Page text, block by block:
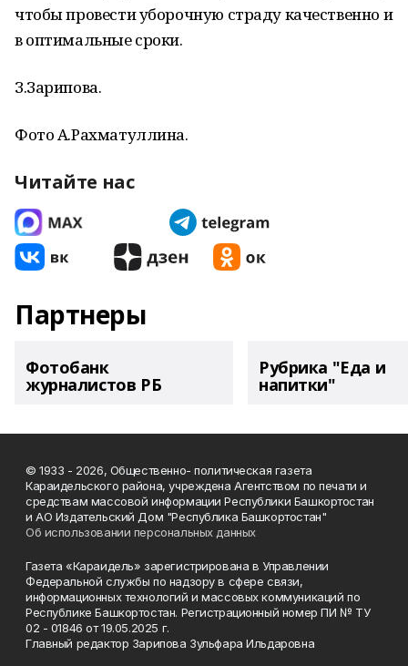
чтобы провести уборочную страду качественно и
в оптимальные сроки.
З.Зарипова.
Фото А.Рахматуллина.
Читайте нас
Партнеры
Фотобанк
журналистов РБ
Рубрика "Еда и
напитки"
© 1933 - 2026, Общественно- политическая газета
Караидельского района, учреждена Агентством по печати и
средствам массовой информации Республики Башкортостан
и АО Издательский Дом "Республика Башкортостан"
Об использовании персональных данных
Газета «Караидель» зарегистрирована в Управлении
Федеральной службы по надзору в сфере связи,
информационных технологий и массовых коммуникаций по
Республике Башкортостан. Регистрационный номер ПИ № ТУ
02 - 01846 от 19.05.2025 г.
Главный редактор Зарипова Зульфара Ильдаровна